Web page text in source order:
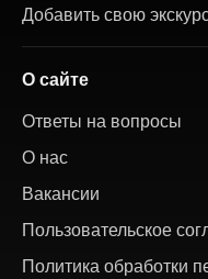
Добавить свою
О сайте
Ответы на вопросы
О нас
Вакансии
Пользовательское
Политика обработки